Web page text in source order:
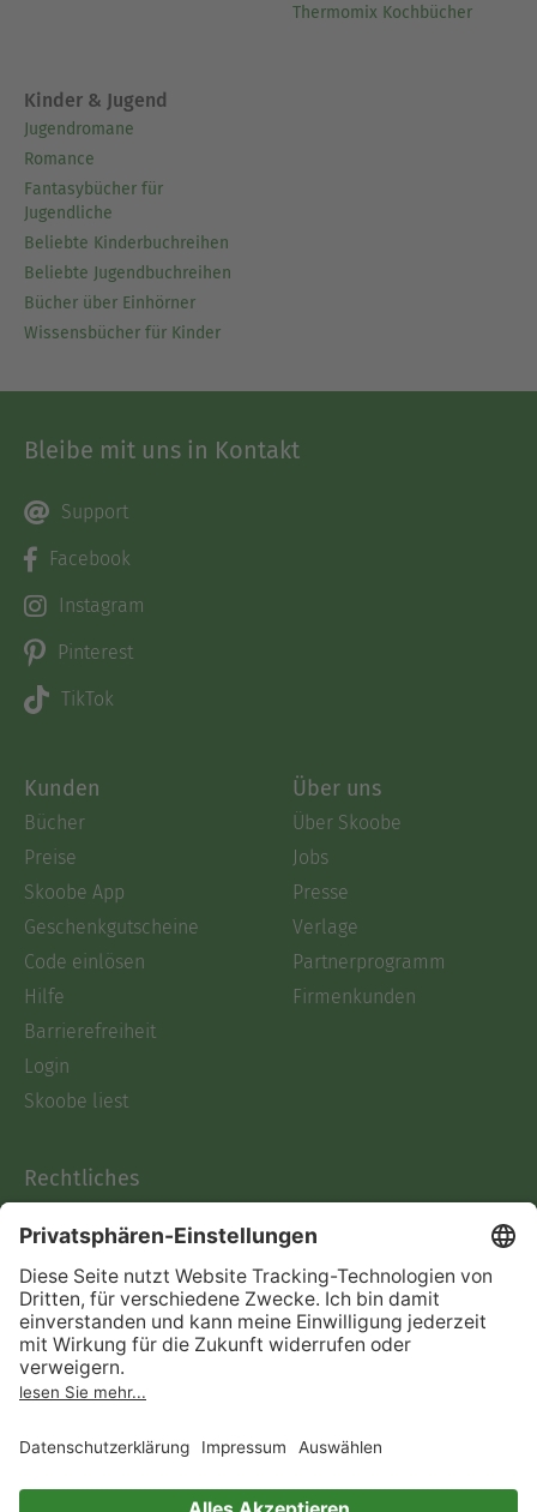
Thermomix Kochbücher
Kinder & Jugend
Jugendromane
Romance
Fantasybücher für
Jugendliche
Beliebte Kinderbuchreihen
Beliebte Jugendbuchreihen
Bücher über Einhörner
Wissensbücher für Kinder
Bleibe mit uns in Kontakt
Support
Facebook
Instagram
Pinterest
TikTok
Kunden
Bücher
Preise
Skoobe App
Geschenkgutscheine
Code einlösen
Hilfe
Barrierefreiheit
Login
Skoobe liest
Über uns
Über Skoobe
Jobs
Presse
Verlage
Partnerprogramm
Firmenkunden
Rechtliches
AGB
Informationen nach Data
Act
Verträge hier kündigen
Impressum